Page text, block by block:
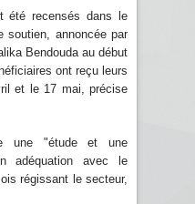
été recensés dans le
soutien, annoncée par
Bendouda au début
ont reçu leurs
et le 17 mai, précise
une "étude et une
adéquation avec le
régissant le secteur,